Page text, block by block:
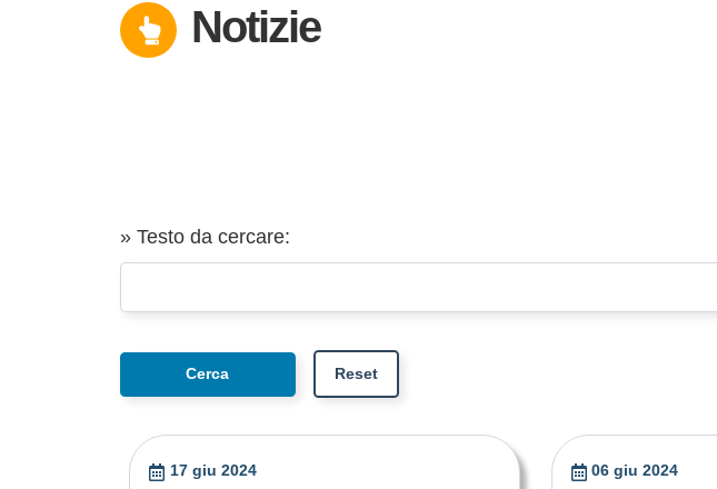
Notizie
» Testo da cercare:
17 giu 2024 06 giu 2024